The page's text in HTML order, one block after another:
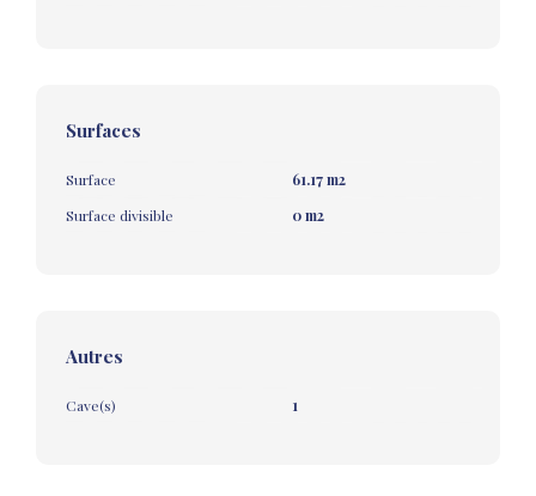
Surfaces
Surface
61.17 m2
Surface divisible
0 m2
Autres
Cave(s) 1